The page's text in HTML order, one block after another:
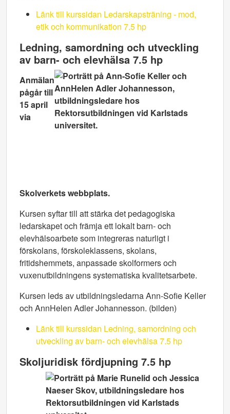
Länk till kurssidan Ledarskapsträning - mod,
etik och kommunikation 7.5 hp
Ledning, samordning och utveckling
av barn- och elevhälsa 7.5 hp
Anmälan
pågår till
15 april
via
Skolverkets webbplats.
Kursen syftar till att stärka det pedagogiska
ledarskapet och främja ett lokalt barn- och
elevhälsoarbete som integreras naturligt i
förskolans, förskoleklassens, skolans,
fritidshemmets, anpassade skolformers och
vuxenutbildningens systematiska kvalitetsarbete.
Kursen leds av utbildningsledarna Ann-Sofie Keller
och AnnHelen Adler Johannesson. (bilden)
Länk till kurssidan Ledning, samordning och
utveckling av barn- och elevhälsa 7.5 hp
Skoljuridisk fördjupning 7.5 hp